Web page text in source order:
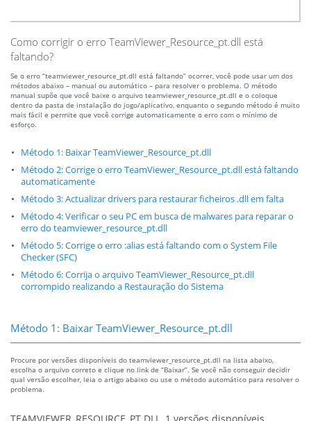
Como corrigir o erro TeamViewer_Resource_pt.dll está
faltando?
Se o erro “teamviewer_resource_pt.dll está faltando” ocorrer, você pode usar um dos
métodos abaixo – manual ou automático – para resolver o problema. O método
manual supõe que você baixe o arquivo teamviewer_resource_pt.dll e o coloque
dentro da pasta de instalação do jogo/aplicativo, enquanto o segundo método é muito
mais fácil e permite que você corrige automaticamente o erro com o mínimo de
esforço.
Método 1: Baixar TeamViewer_Resource_pt.dll
Método 2: Corrige o erro TeamViewer_Resource_pt.dll está faltando
automaticamente
Método 3: Actualizar drivers para restaurar ficheiros .dll em falta
Método 4: Verificar o seu PC em busca de malwares para reparar o
erro do teamviewer_resource_pt.dll
Método 5: Corrige o erro :alias está faltando com o System File
Checker (SFC)
Método 6: Corrija o arquivo TeamViewer_Resource_pt.dll
corrompido realizando a Restauração do Sistema
Método 1: Baixar TeamViewer_Resource_pt.dll
Procure por versões disponíveis do teamviewer_resource_pt.dll na lista abaixo,
escolha o arquivo correto e clique no link de “Baixar”. Se você não conseguir decidir
qual versão escolher, leia o artigo abaixo ou use o método automático para resolver o
problema.